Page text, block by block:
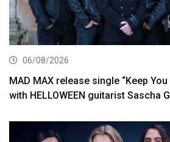
06/08/2026
MAD MAX release single “Keep
with HELLOWEEN guitarist Sascha